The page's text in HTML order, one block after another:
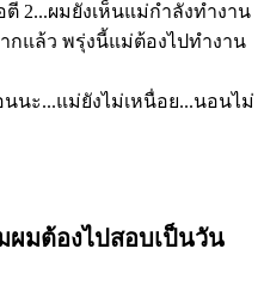
2...ผมยังเห็นแม่กำลังทำงาน
แล้ว พรุ่งนี้แม่ต้องไปทำงาน
ะ...แม่ยังไม่เหนื่อย...นอนไม่
ผมต้องไปสอบเป็นวัน